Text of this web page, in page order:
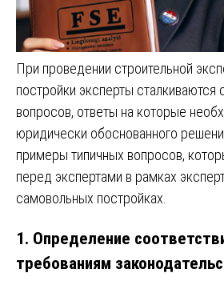
При проведении строительной
постройки эксперты
вопросов, ответы на которые
юридически обоснованного
примеры типичных вопросов,
перед экспертами в рамках
самовольных постройках.
1. Определение
требованиям